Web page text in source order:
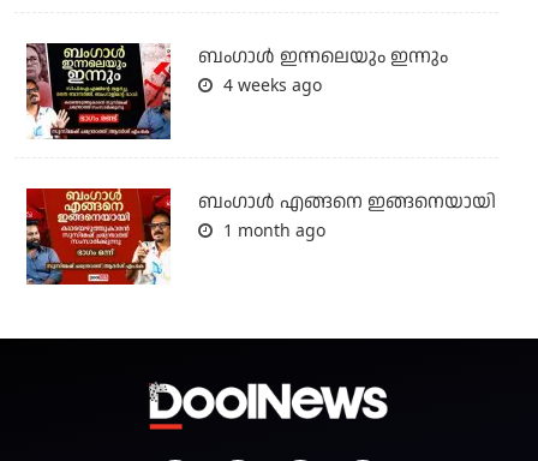
ബംഗാള്‍ ഇന്നലെയും ഇന്നും
4 weeks ago
ബം​ഗാൾ എങ്ങനെ ഇങ്ങനെയായി
1 month ago